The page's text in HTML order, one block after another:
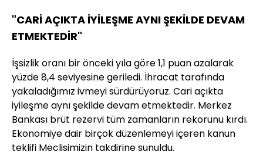
"CARİ AÇIKTA İYİLEŞME AYNI ŞEKİLDE DEVAM
ETMEKTEDİR"
İşsizlik oranı bir önceki yıla göre 1,1 puan azalarak
yüzde 8,4 seviyesine geriledi. İhracat tarafında
yakaladığımız ivmeyi sürdürüyoruz. Cari açıkta
iyileşme aynı şekilde devam etmektedir. Merkez
Bankası brüt rezervi tüm zamanların rekorunu kırdı.
Ekonomiye dair birçok düzenlemeyi içeren kanun
teklifi Meclisimizin takdirine sunuldu.